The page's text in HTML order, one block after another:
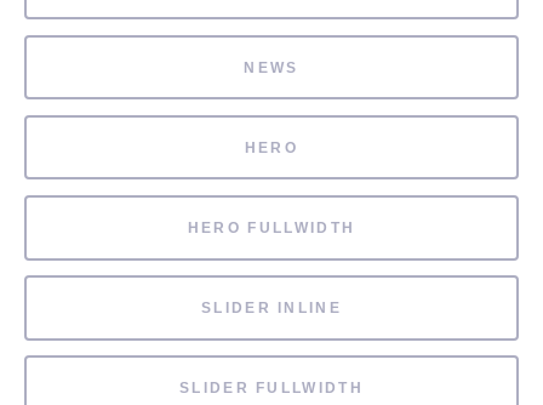
NEWS
HERO
HERO FULLWIDTH
SLIDER INLINE
SLIDER FULLWIDTH